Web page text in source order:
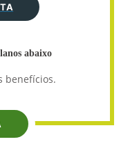
abaixo
benefícios.